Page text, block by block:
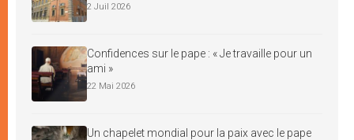
2 Juil 2026
Confidences sur le pape : « Je travaille pour un
ami »
22 Mai 2026
Un chapelet mondial pour la paix avec le pape